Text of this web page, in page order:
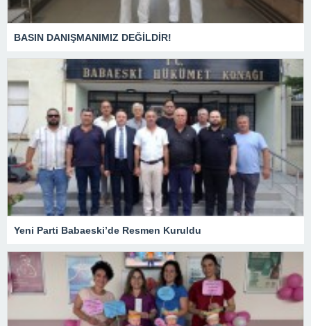
BASIN DANIŞMANIMIZ DEĞİLDİR!
Yeni Parti Babaeski’de Resmen Kuruldu